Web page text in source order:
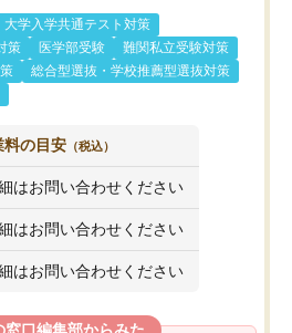
大学入学共通テスト対策
策
医学部受験
難関私立受験対策
総合型選抜・学校推薦型選抜対策
料の目安 （税込）
はお問い合わせください
はお問い合わせください
はお問い合わせください
窓口編集部からみた